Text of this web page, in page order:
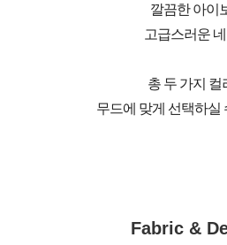
깔끔한 아이
고급스러운 네
총 두 가지 컬
무드에 맞게 선택하실
Fabric &